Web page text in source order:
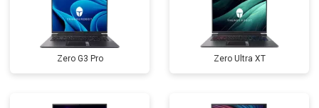
Zero G3 Pro Zero Ultra XT